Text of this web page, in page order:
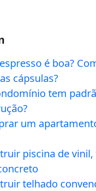
é boa?
cápsulas?
tem
um
piscina de
telhado